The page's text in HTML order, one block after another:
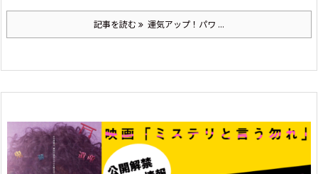
記事を読む 運気アップ！パワ ...